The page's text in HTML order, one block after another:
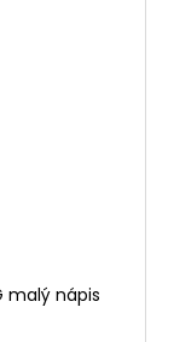
malý nápis